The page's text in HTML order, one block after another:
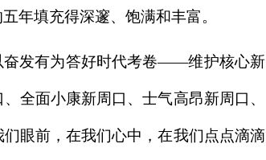
年填充得深邃、饱满和丰富。
奋发有为答好时代考卷——维护核心新
全面小康新周口、士气高昂新周口、
眼前，在我们心中，在我们点点滴滴